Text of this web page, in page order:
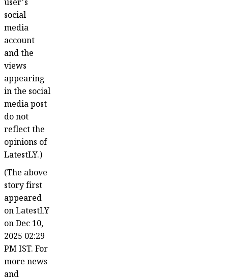
user's
social
media
account
and the
views
appearing
in the social
media post
do not
reflect the
opinions of
LatestLY.)
(The above
story first
appeared
on LatestLY
on Dec 10,
2025 02:29
PM IST. For
more news